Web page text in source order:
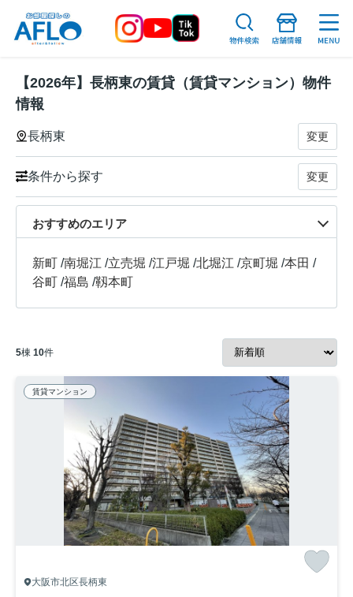
【2026年】長柄東の賃貸（賃貸マンション）物件
情報
長柄東 変更
条件から探す 変更
おすすめのエリア
新町 /南堀江 /立売堀 /江戸堀 /北堀江 /京町堀 /本田 /
谷町 /福島 /靱本町
5棟 10件
賃貸マンション
大阪市北区長柄東